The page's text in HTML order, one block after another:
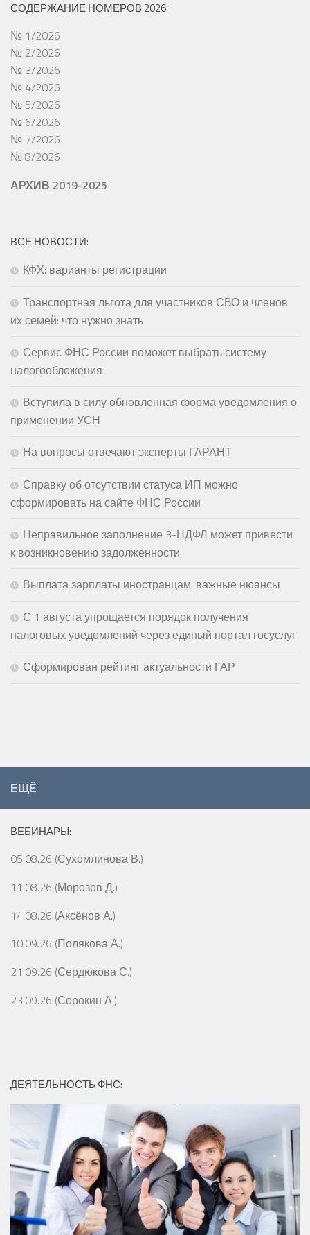
СОДЕРЖАНИЕ НОМЕРОВ 2026:
№ 1/2026
№ 2/2026
№ 3/2026
№ 4/2026
№ 5/2026
№ 6/2026
№ 7/2026
№ 8/2026
АРХИВ 2019-2025
ВСЕ НОВОСТИ:
КФХ: варианты регистрации
Транспортная льгота для участников СВО и членов
их семей: что нужно знать
Сервис ФНС России поможет выбрать систему
налогообложения
Вступила в силу обновленная форма уведомления о
применении УСН
На вопросы отвечают эксперты ГАРАНТ
Справку об отсутствии статуса ИП можно
сформировать на сайте ФНС России
Неправильное заполнение 3-НДФЛ может привести
к возникновению задолженности
Выплата зарплаты иностранцам: важные нюансы
С 1 августа упрощается порядок получения
налоговых уведомлений через единый портал госуслуг
Сформирован рейтинг актуальности ГАР
ЕЩЁ
ВЕБИНАРЫ:
05.08.26 (Сухомлинова В.)
11.08.26 (Морозов Д.)
14.08.26 (Аксёнов А.)
10.09.26 (Полякова А.)
21.09.26 (Сердюкова С.)
23.09.26 (Сорокин А.)
ДЕЯТЕЛЬНОСТЬ ФНС: